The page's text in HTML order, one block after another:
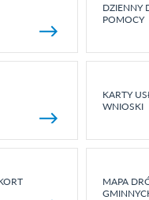
DZIENNY
POMOCY
KARTY
WNIOSKI
MAPA